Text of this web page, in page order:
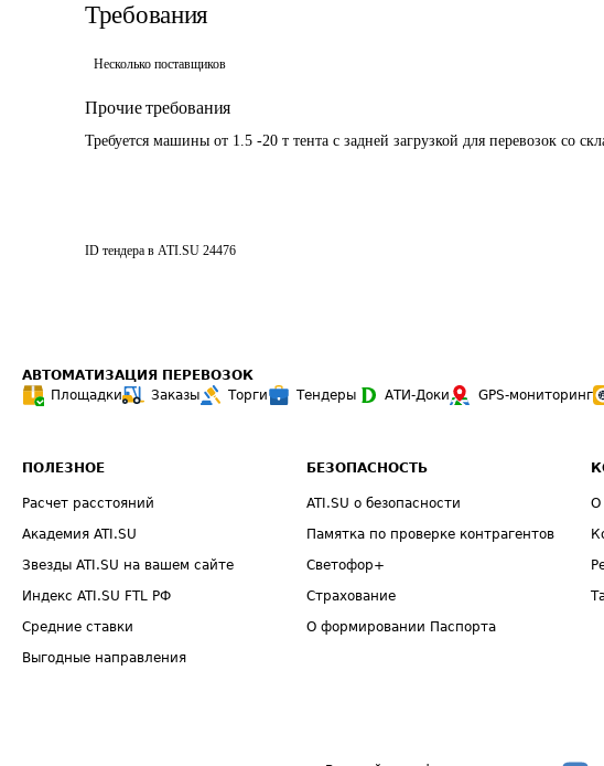
Требования
Несколько поставщиков
Прочие требования
Требуется машины от 1.5 -20 т тента с задней загрузкой для перевозок со
ID тендера в ATI.SU 24476
АВТОМАТИЗАЦИЯ ПЕРЕВОЗОК
Площадки
Заказы Торги Тендеры АТИ-Доки GPS-мониторинг
ПОЛЕЗНОЕ
Расчет расстояний
Академия ATI.SU
Звезды ATI.SU на вашем сайте
Индекс ATI.SU FTL РФ
Средние ставки
Выгодные направления
БЕЗОПАСНОСТЬ
ATI.SU о безопасности
Памятка по проверке контрагентов
Светофор+
Страхование
О формировании Паспорта
О